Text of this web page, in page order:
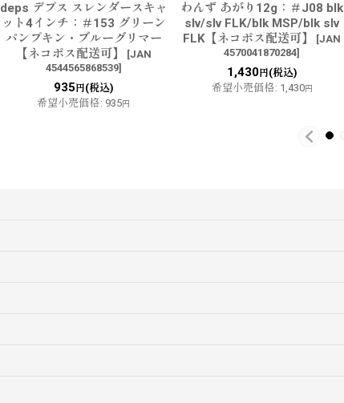
deps デプス スレンダースキャ
ット4インチ：＃153 グリーン
パンプキン・ブルーグリマー
【ネコポス配送可】
[JAN
4544565868539]
935 円(税込)
希望小売価格: 935円
わんず あがり12g：＃J08 blk
slv/slv FLK/blk MSP/blk slv
FLK【ネコポス配送可】
[JAN
4570041870284]
1,430円(税込)
希望小売価格: 1,430円